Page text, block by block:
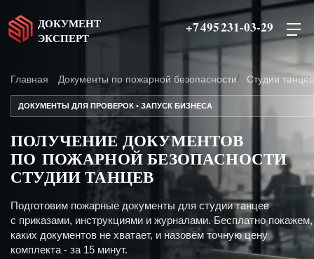
ДОКУМЕНТ
ЭКСПЕРТ
+7 495 231-03-29
Главная Документы по пожарной безопасности Студии танцев
ДОКУМЕНТЫ ДЛЯ ПРОВЕРОК • ЗАПУСК БИЗНЕСА
ПОЛУЧЕНИЕ ДОКУМЕНТОВ
ПО ПОЖАРНОЙ БЕЗОПАСНОСТИ
СТУДИИ ТАНЦЕВ
Подготовим пожарные документы для студии танцев
с приказами, инструкциями и журналами. Бесплатно покажем,
каких документов не хватает, и назовём точную цену
комплекта - за 15 минут.